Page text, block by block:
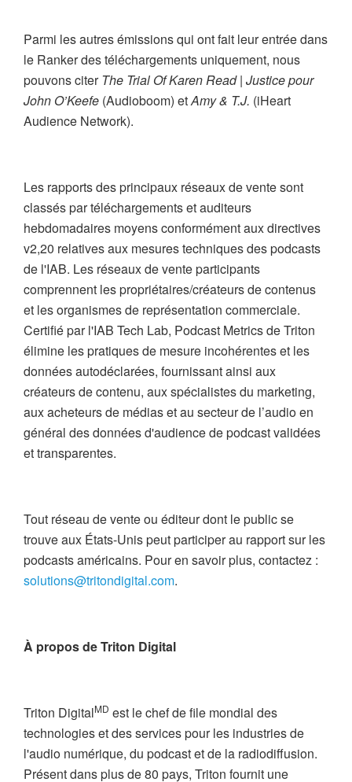
Parmi les autres émissions qui ont fait leur entrée dans
le Ranker des téléchargements uniquement, nous
pouvons citer The Trial Of Karen Read | Justice pour
John O’Keefe (Audioboom) etAmy & T.J. (iHeart
Audience Network).
Les rapports des principaux réseaux de vente sont
classés par téléchargements et auditeurs
hebdomadaires moyens conformément aux directives
v2,20 relatives aux mesures techniques des podcasts
de l'IAB. Les réseaux de vente participants
comprennent les propriétaires/créateurs de contenus
et les organismes de représentation commerciale.
Certifié par l'IAB Tech Lab, Podcast Metrics de Triton
élimine les pratiques de mesure incohérentes et les
données autodéclarées, fournissant ainsi aux
créateurs de contenu, aux spécialistes du marketing,
aux acheteurs de médias et au secteur de l’audio en
général des données d'audience de podcast validées
et transparentes.
Tout réseau de vente ou éditeur dont le public se
trouve aux États-Unis peut participer au rapport sur les
podcasts américains. Pour en savoir plus, contactez :
solutions@tritondigital.com.
À propos de Triton Digital
Triton DigitalMD est le chef de file mondial des
technologies et des services pour les industries de
l'audio numérique, du podcast et de la radiodiffusion.
Présent dans plus de 80 pays, Triton fournit une